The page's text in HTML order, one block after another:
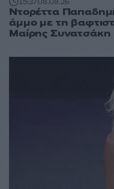
Ντορέττα
άμμο με τη
Μαίρης Συνατσάκη